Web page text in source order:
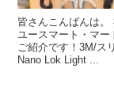
皆さんこんばんは
ユースマート・マ
ご紹介です！3M/ス
Nano Lok Light ...